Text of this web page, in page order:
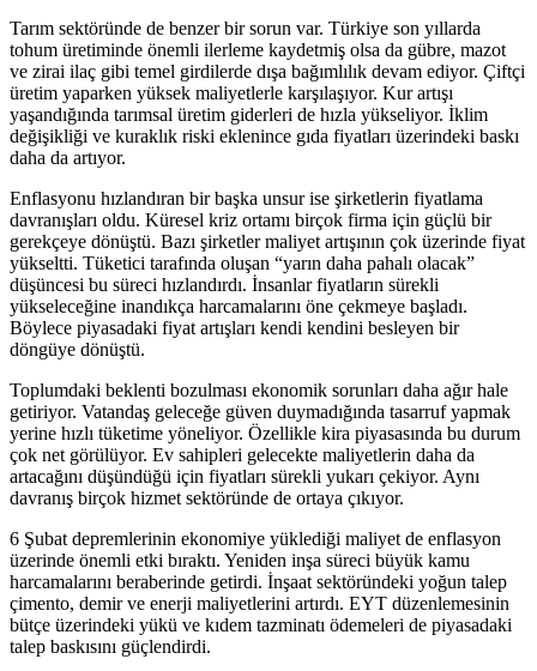
Tarım sektöründe de benzer bir sorun var. Türkiye son yıllarda
tohum üretiminde önemli ilerleme kaydetmiş olsa da gübre, mazot
ve zirai ilaç gibi temel girdilerde dışa bağımlılık devam ediyor. Çiftçi
üretim yaparken yüksek maliyetlerle karşılaşıyor. Kur artışı
yaşandığında tarımsal üretim giderleri de hızla yükseliyor. İklim
değişikliği ve kuraklık riski eklenince gıda fiyatları üzerindeki baskı
daha da artıyor.
Enflasyonu hızlandıran bir başka unsur ise şirketlerin fiyatlama
davranışları oldu. Küresel kriz ortamı birçok firma için güçlü bir
gerekçeye dönüştü. Bazı şirketler maliyet artışının çok üzerinde fiyat
yükseltti. Tüketici tarafında oluşan “yarın daha pahalı olacak”
düşüncesi bu süreci hızlandırdı. İnsanlar fiyatların sürekli
yükseleceğine inandıkça harcamalarını öne çekmeye başladı.
Böylece piyasadaki fiyat artışları kendi kendini besleyen bir
döngüye dönüştü.
Toplumdaki beklenti bozulması ekonomik sorunları daha ağır hale
getiriyor. Vatandaş geleceğe güven duymadığında tasarruf yapmak
yerine hızlı tüketime yöneliyor. Özellikle kira piyasasında bu durum
çok net görülüyor. Ev sahipleri gelecekte maliyetlerin daha da
artacağını düşündüğü için fiyatları sürekli yukarı çekiyor. Aynı
davranış birçok hizmet sektöründe de ortaya çıkıyor.
6 Şubat depremlerinin ekonomiye yüklediği maliyet de enflasyon
üzerinde önemli etki bıraktı. Yeniden inşa süreci büyük kamu
harcamalarını beraberinde getirdi. İnşaat sektöründeki yoğun talep
çimento, demir ve enerji maliyetlerini artırdı. EYT düzenlemesinin
bütçe üzerindeki yükü ve kıdem tazminatı ödemeleri de piyasadaki
talep baskısını güçlendirdi.